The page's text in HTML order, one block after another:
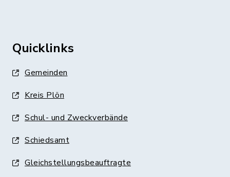
Quicklinks
Gemeinden
Kreis Plön
Schul- und Zweckverbände
Schiedsamt
Gleichstellungsbeauftragte